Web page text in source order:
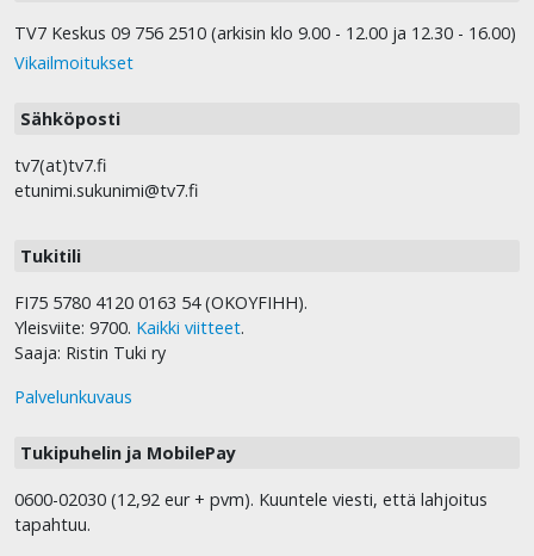
TV7 Keskus 09 756 2510 (arkisin klo 9.00 - 12.00 ja 12.30 - 16.00)
Vikailmoitukset
Sähköposti
tv7(at)tv7.fi
etunimi.sukunimi@tv7.fi
Tukitili
FI75 5780 4120 0163 54 (OKOYFIHH).
Yleisviite: 9700. Kaikki viitteet.
Saaja: Ristin Tuki ry
Palvelunkuvaus
Tukipuhelin ja MobilePay
0600-02030 (12,92 eur + pvm). Kuuntele viesti, että lahjoitus
tapahtuu.